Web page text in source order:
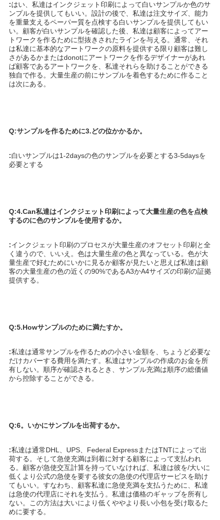
:はい、私達はインクジェット印刷によって白いサンプルか色のサ
ンプルを提供してもいい。設計の後で、私達は注文サイズ、能力
を重量支えるペーパー質を点検する白いサンプルを提供してもい
い。顧客が白いサンプルを確認した後、私達は顧客によってアー
トワークを作るために型抜きされたラインを与える。通常、それ
は私達に基本的なアートワークの原料を提供する限り顧客は難し
さがあるかまたはdonotにアートワークを作るデザイナーがあれ
ば顧客であるアートワークを、私達それらを助けることができる
独自で作る。大量生産の前にサンプルを着色するために作ること
は次にある。
Q:サンプルを作るために3.どの位かかるか。
:白いサンプルは1-2daysの色のサンプルを必要とする3-5daysを
必要とする
Q:4.Can私達はインクジェット印刷によって大量生産の色を点検
するのに色のサンプルを使用するか。
:インクジェット印刷のプロセスが大量生産のオフセット印刷と全
く違うので、いいえ。色は大量生産の色と異なっている。色が大
量生産で好むためにいかに見るか顧客が見たいと思えば私達は顧
客の大量生産の色の近くの90%であるA3かA4サイズの印刷の証拠
提供する。
Q:5.Howサンプルのために満たすか。
:私達は通常サンプルを作るための小さい金額を、ちょうど必要な
だけカバーする費用を満たす。私達はサンプルの作成のお金を所
有しない。順序が確認されるとき、サンプル充満は順序の総価値
から控除することができる。
Q:6。いかにサンプルを出荷するか。
:私達は通常DHL、UPS、Federal ExpressまたはTNTによって出
荷する。そして急使充満は到着に対する顧客によって支払われ
る。顧客が急使交互計算を持っていなければ、私達は彼を/大いに
低くより公式の急使を要する彼女の急使の代理店サービスを助け
てもいい。すなわち、顧客私達に急使充満を支払うために、私達
は急使の代理店にそれを支払う。私達は価格のギャップを所有し
ない。この方法は大いにより低くややより長い小包を受け取るた
めに要する。